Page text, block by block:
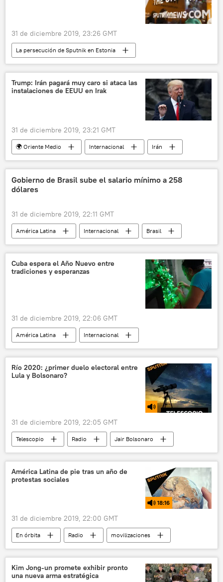
31 de diciembre 2019, 23:26 GMT
La persecución de Sputnik en Estonia
🌍 Europa
Internacional
Sputnik (medio de comunicación)
Estonia
estado de emergencia
persecución
Trump: Irán pagará muy caro si ataca las
instalaciones de EEUU en Irak
31 de diciembre 2019, 23:21 GMT
🌍 Oriente Medio Internacional
Irán
EEUU
Donald Trump
Irak
noticias
Gobierno de Brasil sube el salario mínimo a 258
dólares
31 de diciembre 2019, 22:11 GMT
América Latina Internacional
Brasil
salario mínimo
noticias
Cuba espera el Año Nuevo entre
tradiciones y esperanzas
31 de diciembre 2019, 22:06 GMT
América Latina
Internacional
Año Nuevo
Cuba noticias
Río 2020: ¿primer duelo electoral entre
Lula y Bolsonaro?
31 de diciembre 2019, 22:05 GMT
Telescopio Radio
Jair Bolsonaro
Brasil
América Latina de pie tras un año de
protestas sociales
18:16
31 de diciembre 2019, 22:00 GMT
En órbita Radio
movilizaciones
Irak
ola de calor
Lo más importante de 2019
América Latina
EEUU
Kim Jong-un promete exhibir pronto
una nueva arma estratégica